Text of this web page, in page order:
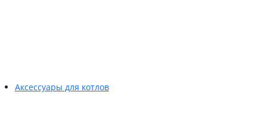
Аксессуары для котлов